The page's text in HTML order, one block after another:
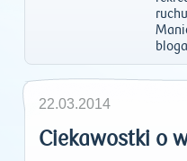
22.03.2014
Ciekawostki o